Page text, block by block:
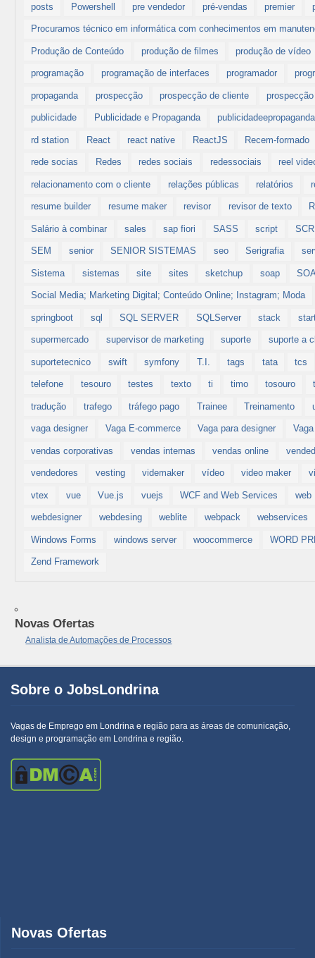
posts Powershell pre vendedor pré-vendas premier
Procuramos técnico em informática com conhecimentos em
Produção de Conteúdo produção de filmes produção de vídeo
programação programação de interfaces programador
propaganda prospecção prospecção de cliente
publicidade Publicidade e Propaganda publicidadeepropaganda
rd station React react native ReactJS Recem-formado
rede socias Redes redes sociais redessociais reel
relacionamento com o cliente relações públicas relatórios
resume builder resume maker revisor revisor de texto
Salário à combinar sales sap fiori SASS script
SEM senior SENIOR SISTEMAS seo Serigrafia
Sistema sistemas site sites sketchup soap
Social Media; Marketing Digital; Conteúdo Online; Instagram; Moda
springboot sql SQL SERVER SQLServer stack
supermercado supervisor de marketing suporte suporte a
suportetecnico swift symfony T.I. tags tata tcs
telefone tesouro testes texto ti timo tosouro
tradução trafego tráfego pago Trainee Treinamento
vaga designer Vaga E-commerce Vaga para designer
vendas corporativas vendas internas vendas online
vendedores vesting videmaker vídeo video maker
vtex vue Vue.js vuejs WCF and Web Services web
webdesigner webdesing weblite webpack webservices
Windows Forms windows server woocommerce WORD
Zend Framework
Novas Ofertas
Analista de Automações de Processos
Sobre o JobsLondrina
Vagas de Emprego em Londrina e região para as áreas de comunicação,
design e programação em Londrina e região.
Novas Ofertas